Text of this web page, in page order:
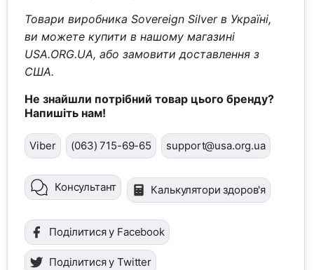
Товари виробника Sovereign Silver в Україні,
ви можете купити в нашому магазині
USA.ORG.UA, або замовити доставлення з
США.
Не знайшли потрібний товар цього бренду?
Напишіть нам!
Viber (063) 715-69-65 support@usa.org.ua
Консультант Калькулятори здоров'я
Поділитися у Facebook
Поділитися у Twitter